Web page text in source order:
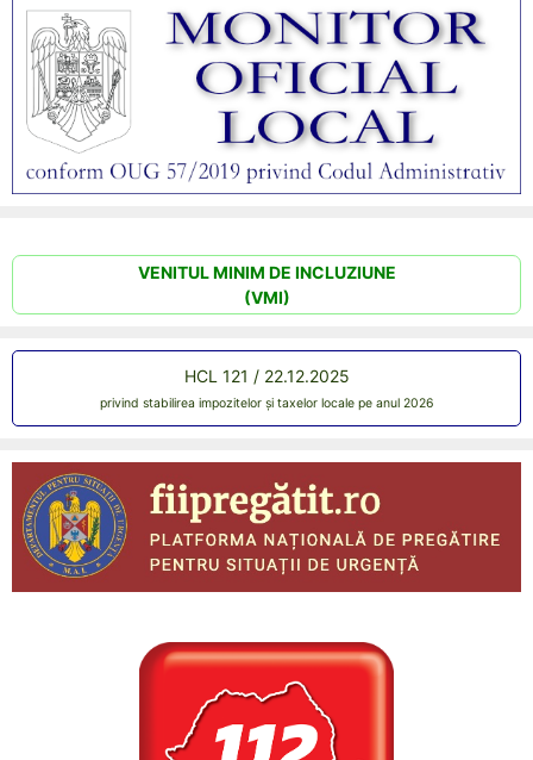
VENITUL MINIM DE INCLUZIUNE
(VMI)
HCL 121 / 22.12.2025
privind stabilirea impozitelor și taxelor locale pe anul 2026